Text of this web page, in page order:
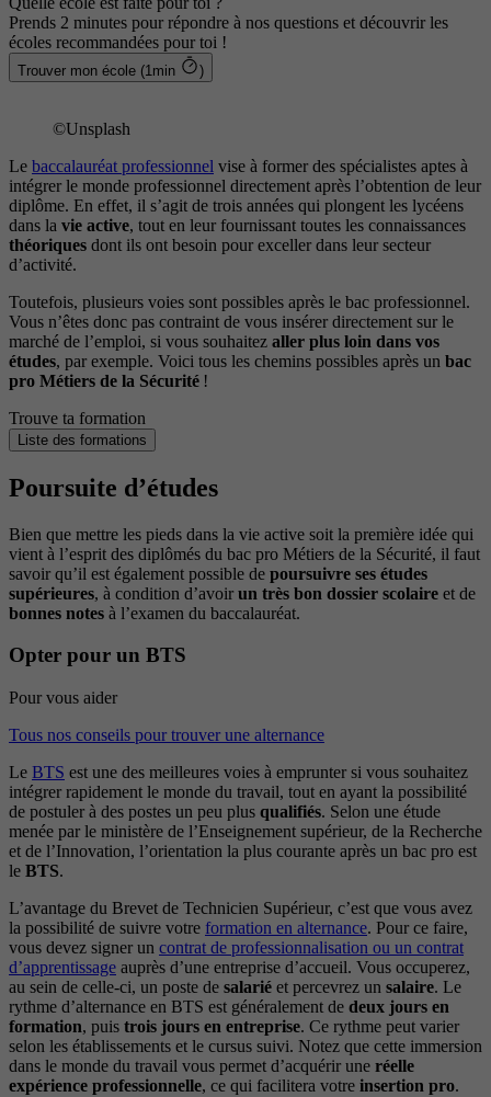
Prends 2 minutes pour répondre à nos questions et découvrir les
écoles recommandées pour toi !
Trouver mon école (1min )
©Unsplash
Le baccalauréat professionnel vise à former des spécialistes aptes à
intégrer le monde professionnel directement après l’obtention de leur
diplôme. En effet, il s’agit de trois années qui plongent les lycéens
dans la vie active, tout en leur fournissant toutes les connaissances
théoriques dont ils ont besoin pour exceller dans leur secteur
d’activité.
Toutefois, plusieurs voies sont possibles après le bac professionnel.
Vous n’êtes donc pas contraint de vous insérer directement sur le
marché de l’emploi, si vous souhaitez aller plus loin dans vos
études, par exemple. Voici tous les chemins possibles après un bac
pro Métiers de la Sécurité !
Trouve ta formation
Liste des formations
Poursuite d’études
Bien que mettre les pieds dans la vie active soit la première idée qui
vient à l’esprit des diplômés du bac pro Métiers de la Sécurité, il faut
savoir qu’il est également possible de poursuivre ses études
supérieures, à condition d’avoir un très bon dossier scolaire et de
bonnes notes à l’examen du baccalauréat.
Opter pour un BTS
Pour vous aider
Tous nos conseils pour trouver une alternance
Le BTS est une des meilleures voies à emprunter si vous souhaitez
intégrer rapidement le monde du travail, tout en ayant la possibilité
de postuler à des postes un peu plus qualifiés. Selon une étude
menée par le ministère de l’Enseignement supérieur, de la Recherche
et de l’Innovation, l’orientation la plus courante après un bac pro est
le BTS.
L’avantage du Brevet de Technicien Supérieur, c’est que vous avez
la possibilité de suivre votre formation en alternance. Pour ce faire,
vous devez signer un contrat de professionnalisation ou un contrat
d’apprentissage auprès d’une entreprise d’accueil. Vous occuperez,
au sein de celle-ci, un poste de salarié et percevrez un salaire. Le
rythme d’alternance en BTS est généralement de deux jours en
formation, puis trois jours en entreprise. Ce rythme peut varier
selon les établissements et le cursus suivi. Notez que cette immersion
dans le monde du travail vous permet d’acquérir une réelle
expérience professionnelle, ce qui facilitera votre insertion pro.